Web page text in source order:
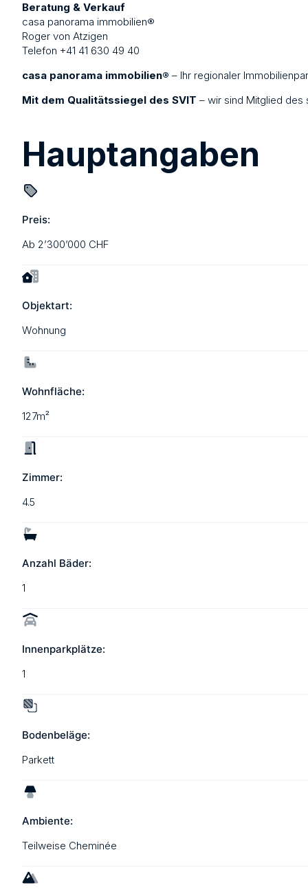
Beratung & Verkauf
casa panorama immobilien®
Roger von Atzigen
Telefon +41 41 630 49 40
casa panorama immobilien® – Ihr regionaler
Mit dem Qualitätssiegel des SVIT – wir sind Mitglied des
Hauptangaben
Preis:
Ab 2’300’000 CHF
Objektart:
Wohnung
Wohnfläche:
127m²
Zimmer:
4.5
Anzahl Bäder:
1
Innenparkplätze:
1
Bodenbeläge:
Parkett
Ambiente:
Teilweise Cheminée